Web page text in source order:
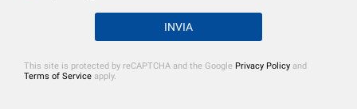
This site is protected by reCAPTCHA and the Google Privacy Policy and
Terms of Service apply.